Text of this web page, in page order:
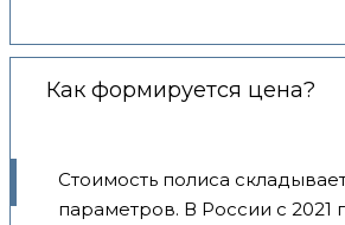
Как формируется цена?
Стоимость полиса
параметров. В России с 2021